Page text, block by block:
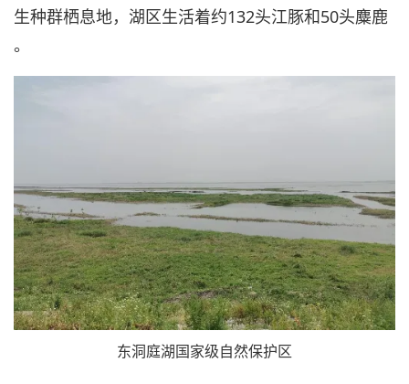
生种群栖息地，湖区生活着约132头江豚和50头麋鹿
。
东洞庭湖国家级自然保护区